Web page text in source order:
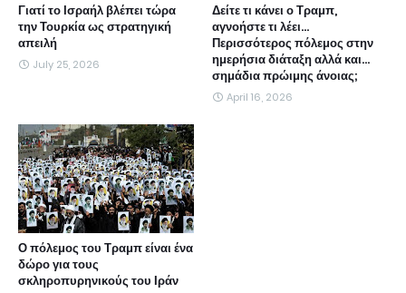
Γιατί το Ισραήλ βλέπει τώρα
την Τουρκία ως στρατηγική
απειλή
July 25, 2026
Δείτε τι κάνει ο Τραμπ,
αγνοήστε τι λέει...
Περισσότερος πόλεμος στην
ημερήσια διάταξη αλλά και...
σημάδια πρώιμης άνοιας;
April 16, 2026
Ο πόλεμος του Τραμπ είναι ένα
δώρο για τους
σκληροπυρηνικούς του Ιράν